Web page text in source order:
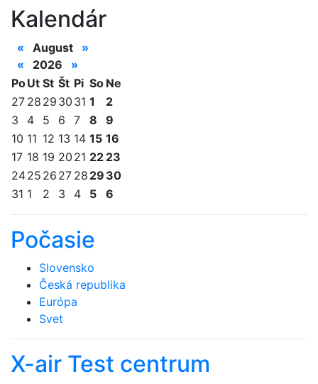
Kalendár
« August
»
«
2026
»
PoUt St Št Pi So Ne
27 28 29 30 31 1
2
3
4 5 6 7 8
9
10 11 12 13 14 15 16
17 18 19 20 21 22 23
2425 26 27 28 29 30
31 1 2 3 4 5 6
Počasie
Slovensko
Česká republika
Európa
Svet
X-air Test centrum